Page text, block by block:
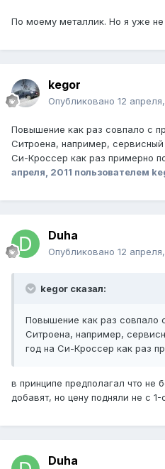
По моему металлик. Но я уже не
kegor
Опубликовано 12 апреля,
Повышение как раз совпало с
Ситроена, например,
Си-Кроссер как раз примерно
апреля, 2011 пользователем
Duha
Опубликовано 12 апреля,
kegor сказал:
Повышение как раз совпало
Ситроена, например,
год на Си-Кроссер как раз
в принципе предполагал что не
добавят, но цену подняли не с 1-
Duha